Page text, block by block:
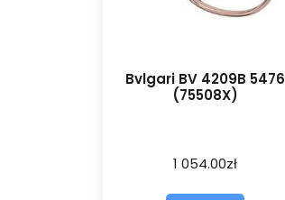
Bvlgari BV 4209B 5476
(75508X)
1 054.00zł